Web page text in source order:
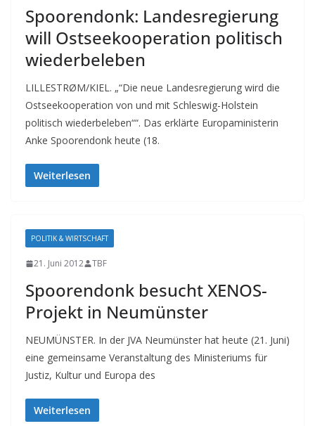
Spoorendonk: Landesregierung
will Ostseekooperation politisch
wiederbeleben
LILLESTRØM/KIEL. „“Die neue Landesregierung wird die
Ostseekooperation von und mit Schleswig-Holstein
politisch wiederbeleben““. Das erklärte Europaministerin
Anke Spoorendonk heute (18.
Weiterlesen
POLITIK & WIRTSCHAFT
21. Juni 2012 TBF
Spoorendonk besucht XENOS-
Projekt in Neumünster
NEUMÜNSTER. In der JVA Neumünster hat heute (21. Juni)
eine gemeinsame Veranstaltung des Ministeriums für
Justiz, Kultur und Europa des
Weiterlesen